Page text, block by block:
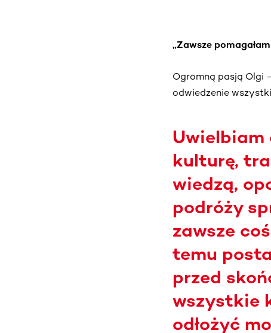
„Zawsze
Ogromną pasją Olgi
odwiedzenie
Uwielbiam
kulturę,
wiedzą,
podróży
zawsze
temu
przed
wszystkie
odłożyć